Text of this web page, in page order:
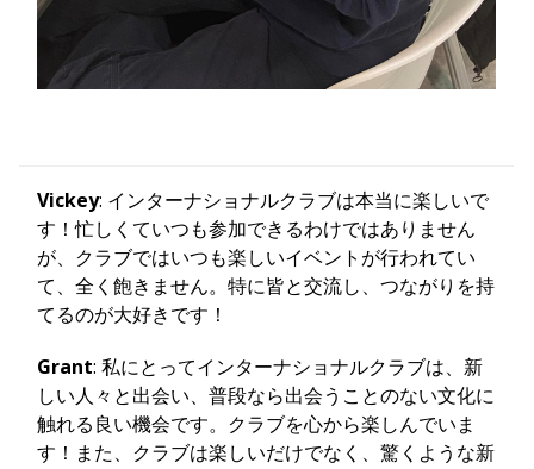
Vickey: インターナショナルクラブは本当に楽しいで
す！忙しくていつも参加できるわけではありません
が、クラブではいつも楽しいイベントが行われてい
て、全く飽きません。特に皆と交流し、つながりを持
てるのが大好きです！
Grant: 私にとってインターナショナルクラブは、新
しい人々と出会い、普段なら出会うことのない文化に
触れる良い機会です。クラブを心から楽しんでいま
す！また、クラブは楽しいだけでなく、驚くような新